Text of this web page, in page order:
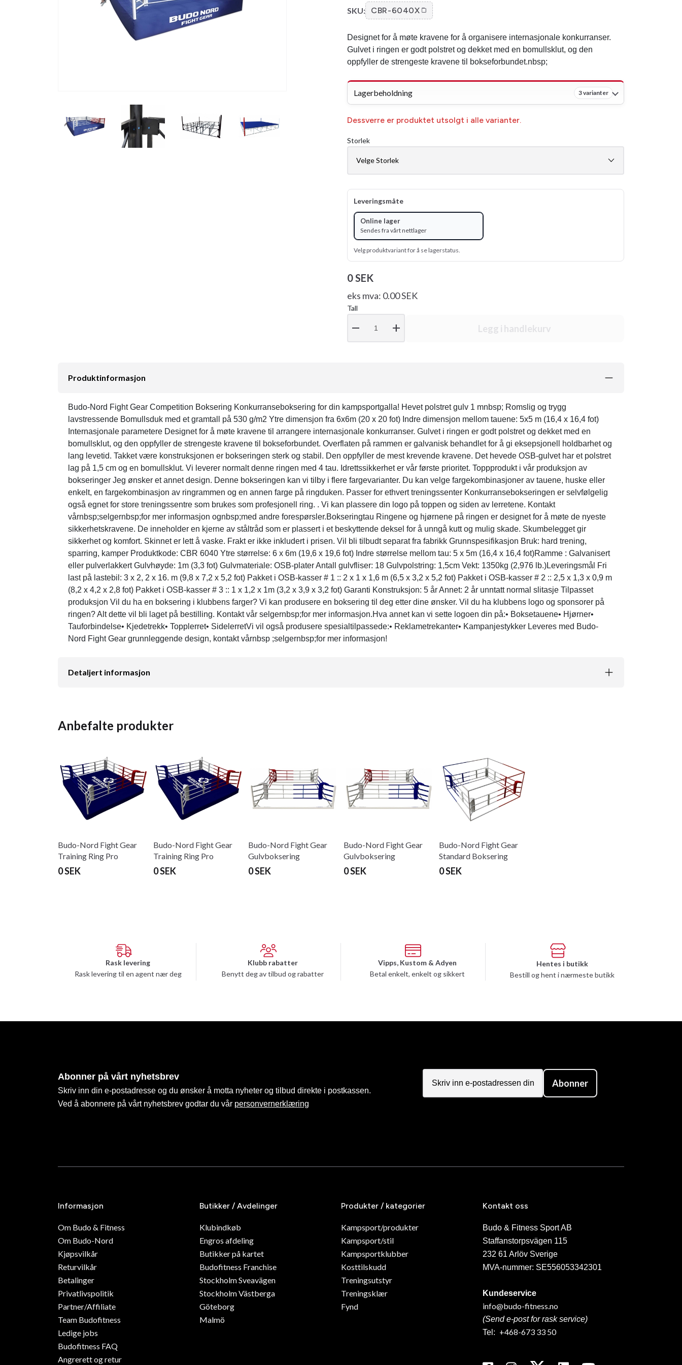
SKU: CBR-6040X
Designet for å møte kravene for å organisere internasjonale konkurranser.
Gulvet i ringen er godt polstret og dekket med en bomullsklut, og den
oppfyller de strengeste kravene til bokseforbundet.nbsp;
Lagerbeholdning 3 varianter
Dessverre er produktet utsolgt i alle varianter.
Storlek
Leveringsmåte
Online lager
Sendes fra vårt nettlager
Velg produktvariant for å se lagerstatus.
0 SEK
eks mva: 0.00 SEK
Tall
remove add Legg i handlekurv
Produktinformasjon
Budo-Nord Fight Gear Competition Boksering Konkurranseboksering for din kampsportgalla! Hevet polstret gulv 1 mnbsp; Romslig og trygg
lavstressende Bomullsduk med et gramtall på 530 g/m2 Ytre dimensjon fra 6x6m (20 x 20 fot) Indre dimensjon mellom tauene: 5x5 m (16,4 x 16,4 fot)
Internasjonale parametere Designet for å møte kravene til arrangere internasjonale konkurranser. Gulvet i ringen er godt polstret og dekket med en
bomullsklut, og den oppfyller de strengeste kravene til bokseforbundet. Overflaten på rammen er galvanisk behandlet for å gi eksepsjonell holdbarhet og
lang levetid. Takket være konstruksjonen er bokseringen sterk og stabil. Den oppfyller de mest krevende kravene. Det hevede OSB-gulvet har et polstret
lag på 1,5 cm og en bomullsklut. Vi leverer normalt denne ringen med 4 tau. Idrettssikkerhet er vår første prioritet. Toppprodukt i vår produksjon av
bokseringer Jeg ønsker et annet design. Denne bokseringen kan vi tilby i flere fargevarianter. Du kan velge fargekombinasjoner av tauene, huske eller
enkelt, en fargekombinasjon av ringrammen og en annen farge på ringduken. Passer for ethvert treningssenter Konkurransebokseringen er selvfølgelig
også egnet for store treningssentre som brukes som profesjonell ring. . Vi kan plassere din logo på toppen og siden av lerretene. Kontakt
vårnbsp;selgernbsp;for mer informasjon ognbsp;med andre forespørsler.Bokseringtau Ringene og hjørnene på ringen er designet for å møte de nyeste
sikkerhetskravene. De inneholder en kjerne av ståltråd som er plassert i et beskyttende deksel for å unngå kutt og mulig skade. Skumbelegget gir
sikkerhet og komfort. Skinnet er lett å vaske. Frakt er ikke inkludert i prisen. Vil bli tilbudt separat fra fabrikk Grunnspesifikasjon Bruk: hard trening,
sparring, kamper Produktkode: CBR 6040 Ytre størrelse: 6 x 6m (19,6 x 19,6 fot) Indre størrelse mellom tau: 5 x 5m (16,4 x 16,4 fot)Ramme : Galvanisert
eller pulverlakkert Gulvhøyde: 1m (3,3 fot) Gulvmateriale: OSB-plater Antall gulvfliser: 18 Gulvpolstring: 1,5cm Vekt: 1350kg (2,976 lb.)Leveringsmål Fri
last på lastebil: 3 x 2, 2 x 16. m (9,8 x 7,2 x 5,2 fot) Pakket i OSB-kasser # 1 :: 2 x 1 x 1,6 m (6,5 x 3,2 x 5,2 fot) Pakket i OSB-kasser # 2 :: 2,5 x 1,3 x 0,9 m
(8,2 x 4,2 x 2,8 fot) Pakket i OSB-kasser # 3 :: 1 x 1,2 x 1m (3,2 x 3,9 x 3,2 fot) Garanti Konstruksjon: 5 år Annet: 2 år unntatt normal slitasje Tilpasset
produksjon Vil du ha en boksering i klubbens farger? Vi kan produsere en boksering til deg etter dine ønsker. Vil du ha klubbens logo og sponsorer på
ringen? Alt dette vil bli laget på bestilling. Kontakt vår selgernbsp;for mer informasjon.Hva annet kan vi sette logoen din på:• Boksetauene• Hjørner•
Tauforbindelse• Kjedetrekk• Topplerret• SidelerretVi vil også produsere spesialtilpassede:• Reklametrekanter• Kampanjestykker Leveres med Budo-
Nord Fight Gear grunnleggende design, kontakt vårnbsp ;selgernbsp;for mer informasjon!
Detaljert informasjon
Anbefalte produkter
Budo-Nord Fight Gear
Training Ring Pro
0 SEK
Budo-Nord Fight Gear
Training Ring Pro
0 SEK
Budo-Nord Fight Gear
Gulvboksering
0 SEK
Budo-Nord Fight Gear
Gulvboksering
0 SEK
Budo-Nord Fight Gear
Standard Boksering
0 SEK
Rask levering
Rask levering til en agent nær deg
Klubb rabatter
Benytt deg av tilbud og rabatter
Vipps, Kustom & Adyen
Betal enkelt, enkelt og sikkert
Hentes i butikk
Bestill og hent i nærmeste butikk
Abonner på vårt nyhetsbrev
Skriv inn din e-postadresse og du ønsker å motta nyheter og tilbud direkte i postkassen.
Ved å abonnere på vårt nyhetsbrev godtar du vår personvernerklæring
Abonner
Informasjon
Om Budo & Fitness
Om Budo-Nord
Kjøpsvilkår
Returvilkår
Betalinger
Privatlivspolitik
Partner/Affiliate
Team Budofitness
Ledige jobs
Budofitness FAQ
Angrerett og retur
Butikker / Avdelinger
Klubindkøb
Engros afdeling
Butikker på kartet
Budofitness Franchise
Stockholm Sveavägen
Stockholm Västberga
Göteborg
Malmö
Produkter / kategorier
Kampsport/produkter
Kampsport/stil
Kampsportklubber
Kosttilskudd
Treningsutstyr
Treningsklær
Fynd
Kontakt oss
Budo & Fitness Sport AB
Staffanstorpsvägen 115
232 61 Arlöv Sverige
MVA-nummer: SE556053342301
Kundeservice
info@budo-fitness.no
(Send e-post for rask service)
Tel: +468-673 33 50